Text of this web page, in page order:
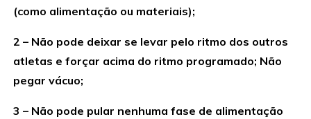
(como alimentação ou materiais);
2 – Não pode deixar se levar pelo ritmo dos outros
atletas e forçar acima do ritmo programado; Não
pegar vácuo;
3 – Não pode pular nenhuma fase de alimentação